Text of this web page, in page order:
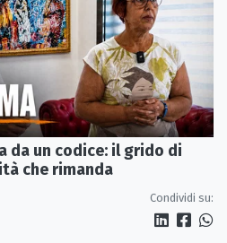
da un codice: il grido di
che rimanda
Condividi su: